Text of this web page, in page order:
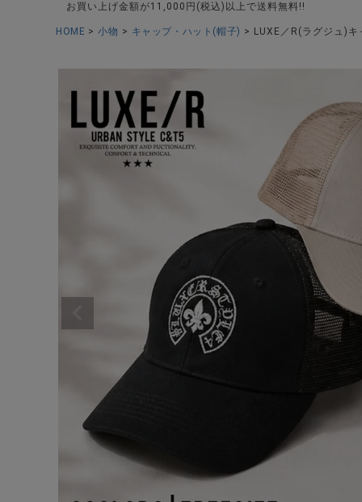
お買い上げ金額が11,000円(税込)以上で送料無料!!
HOME 小物 キャップ・ハット(帽子) LUXE／R(ラグジュ)